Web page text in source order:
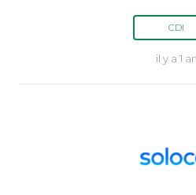
CDI
il y a 1 an